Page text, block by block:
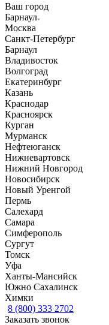
Ваш город
Барнаул
Москва
Санкт-Петербург
Барнаул
Владивосток
Волгоград
Екатеринбург
Казань
Краснодар
Красноярск
Курган
Мурманск
Нефтеюганск
Нижневартовск
Нижний Новгород
Новосибирск
Новый Уренгой
Пермь
Салехард
Самара
Симферополь
Сургут
Томск
Уфа
Ханты-Мансийск
Южно Сахалинск
Химки
8 (800) 333 2702
Заказать звонок